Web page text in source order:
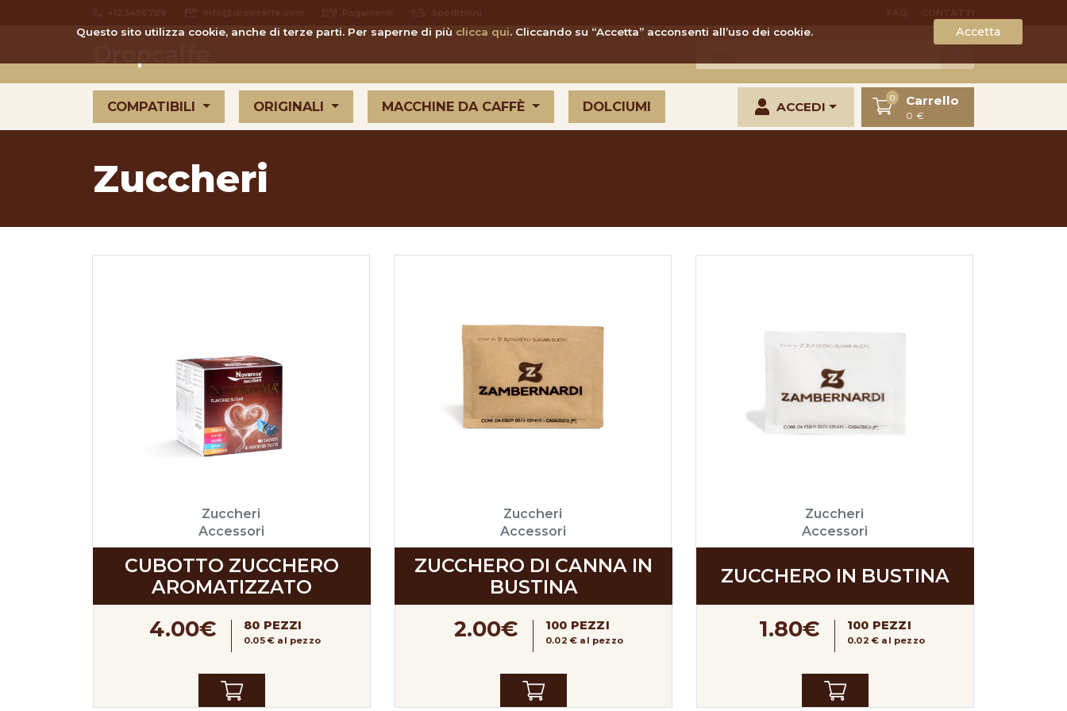
COMPATIBILI ORIGINALI MACCHINE DA CAFFÈ DOLCIUMI ACCEDI
0 Carrello
0 €
Zuccheri
Zuccheri
Accessori
CUBOTTO ZUCCHERO
AROMATIZZATO
4.00€ 80 PEZZI
0.05 € al pezzo
Zuccheri
Accessori
ZUCCHERO DI CANNA IN
BUSTINA
2.00€ 100 PEZZI
0.02 € al pezzo
Zuccheri
Accessori
ZUCCHERO IN BUSTINA
1.80€ 100 PEZZI
0.02 € al pezzo
Questo sito utilizza cookie, anche di terze parti. Per saperne di più clicca qui. Cliccando su “Accetta” acconsenti all’uso dei cookie. Accetta